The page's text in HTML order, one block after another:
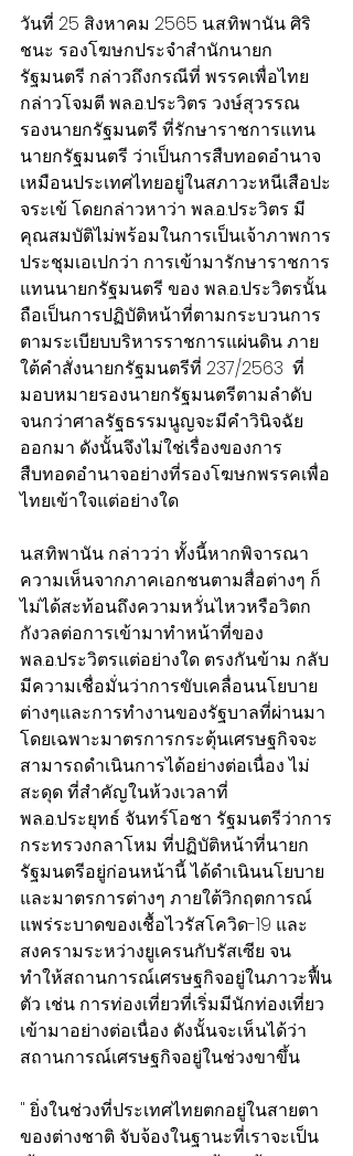
วันที่ 25 สิงหาคม 2565 น.ส.ทิพานัน ศิริ
ชนะ รองโฆษกประจำสำนักนายก
รัฐมนตรี กล่าวถึงกรณีที่ พรรคเพื่อไทย
กล่าวโจมตี พล.อ.ประวิตร วงษ์สุวรรณ
รองนายกรัฐมนตรี ที่รักษาราชการแทน
นายกรัฐมนตรี ว่าเป็นการสืบทอดอำนาจ
เหมือนประเทศไทยอยู่ในสภาวะหนีเสือปะ
จระเข้ โดยกล่าวหาว่า พล.อ.ประวิตร มี
คุณสมบัติไม่พร้อมในการเป็นเจ้าภาพการ
ประชุมเอเปกว่า การเข้ามารักษาราชการ
แทนนายกรัฐมนตรี ของ พล.อ.ประวิตรนั้น
ถือเป็นการปฏิบัติหน้าที่ตามกระบวนการ
ตามระเบียบบริหารราชการแผ่นดิน ภาย
ใต้คำสั่งนายกรัฐมนตรีที่ 237/2563  ที่
มอบหมายรองนายกรัฐมนตรีตามลำดับ
จนกว่าศาลรัฐธรรมนูญจะมีคำวินิจฉัย
ออกมา ดังนั้นจึงไม่ใช่เรื่องของการ
สืบทอดอำนาจอย่างที่รองโฆษกพรรคเพื่อ
ไทยเข้าใจแต่อย่างใด
น.ส.ทิพานัน กล่าวว่า ทั้งนี้หากพิจารณา
ความเห็นจากภาคเอกชนตามสื่อต่างๆ ก็
ไม่ได้สะท้อนถึงความหวั่นไหวหรือวิตก
กังวลต่อการเข้ามาทำหน้าที่ของ
พล.อ.ประวิตรแต่อย่างใด ตรงกันข้าม กลับ
มีความเชื่อมั่นว่าการขับเคลื่อนนโยบาย
ต่างๆและการทำงานของรัฐบาลที่ผ่านมา
โดยเฉพาะมาตรการกระตุ้นเศรษฐกิจจะ
สามารถดำเนินการได้อย่างต่อเนื่อง ไม่
สะดุด ที่สำคัญในห้วงเวลาที่
พล.อ.ประยุทธ์ จันทร์โอชา รัฐมนตรีว่าการ
กระทรวงกลาโหม ที่ปฏิบัติหน้าที่นายก
รัฐมนตรีอยู่ก่อนหน้านี้ ได้ดำเนินนโยบาย
และมาตรการต่างๆ ภายใต้วิกฤตการณ์
แพร่ระบาดของเชื้อไวรัสโควิด-19 และ
สงครามระหว่างยูเครนกับรัสเซีย จน
ทำให้สถานการณ์เศรษฐกิจอยู่ในภาวะฟื้น
ตัว เช่น การท่องเที่ยวที่เริ่มมีนักท่องเที่ยว
เข้ามาอย่างต่อเนื่อง ดังนั้นจะเห็นได้ว่า
สถานการณ์เศรษฐกิจอยู่ในช่วงขาขึ้น
" ยิ่งในช่วงที่ประเทศไทยตกอยู่ในสายตา
ของต่างชาติ จับจ้องในฐานะที่เราจะเป็น